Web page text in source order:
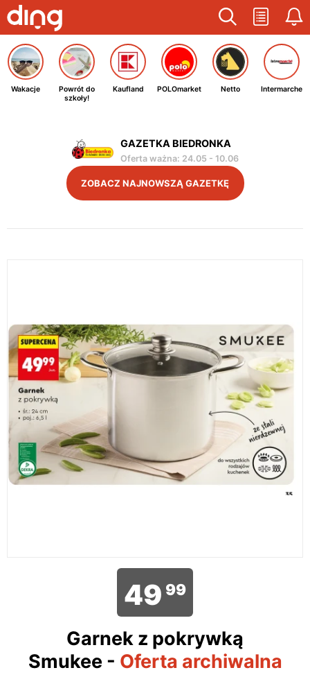
Wakacje
Powrót do
szkoły!
Kaufland POLOmarket Netto Intermarche
GAZETKA BIEDRONKA
Oferta ważna: 24.05 - 10.06
ZOBACZ NAJNOWSZĄ GAZETKĘ
49 99
Garnek z pokrywką
Smukee - Oferta archiwalna